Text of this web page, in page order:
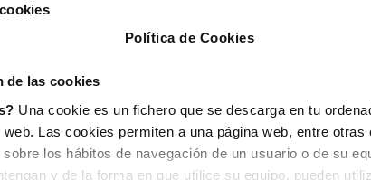
Política de Cookies
de las cookies
Una cookie es un fichero que se descarga en tu
Las cookies permiten a una página web, entre
los hábitos de navegación de un usuario o de su
y de la forma en que utilice su equipo, pueden